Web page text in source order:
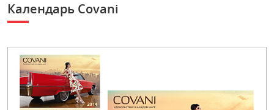
Календарь Covani